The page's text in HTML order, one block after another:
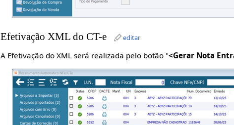
Efetivação XML do CT-e editar
A Efetivação do XML será realizada pelo botão "<Gerar Nota